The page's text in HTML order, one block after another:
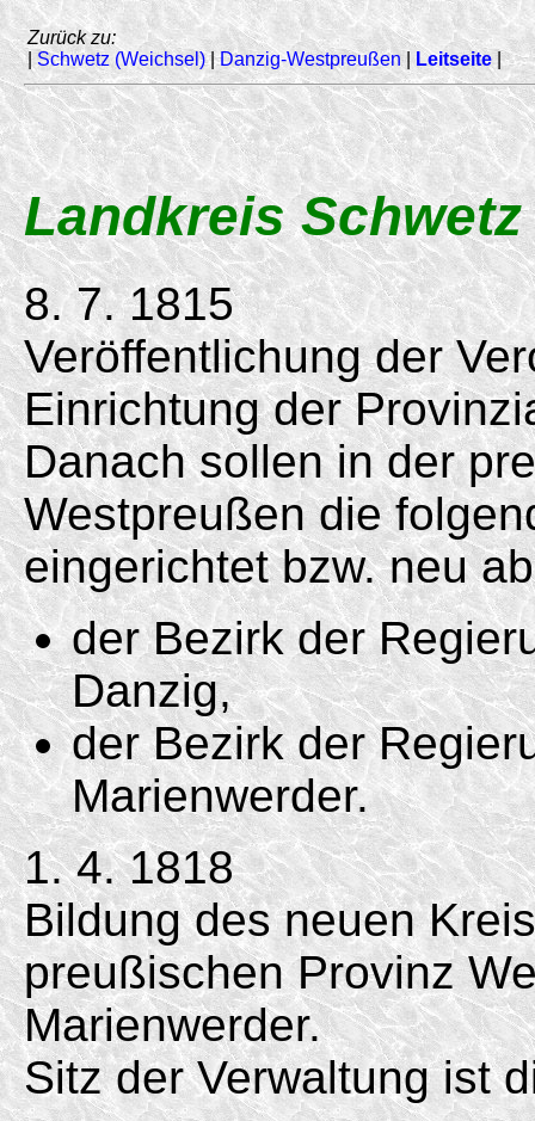
Zurück zu:
| Schwetz (Weichsel)|Danzig-Westpreußen| Leitseite |
Landkreis
8. 7. 1815
Veröffentlichung der
Einrichtung der
Danach sollen in der
Westpreußen die
eingerichtet bzw. neu
der Bezirk der
Danzig,
der Bezirk der
Marienwerder.
1. 4. 1818
Bildung des neuen
preußischen Provinz
Marienwerder.
Sitz der Verwaltung ist